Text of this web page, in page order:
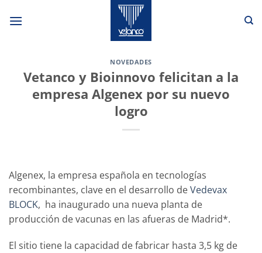
NOVEDADES
Vetanco y Bioinnovo felicitan a la
empresa Algenex por su nuevo
logro
Algenex, la empresa española en tecnologías
recombinantes, clave en el desarrollo deVedevax
BLOCK, ha inaugurado una nueva planta de
producción de vacunas en las afueras de Madrid*.
El sitio tiene la capacidad de fabricar hasta 3,5 kg de